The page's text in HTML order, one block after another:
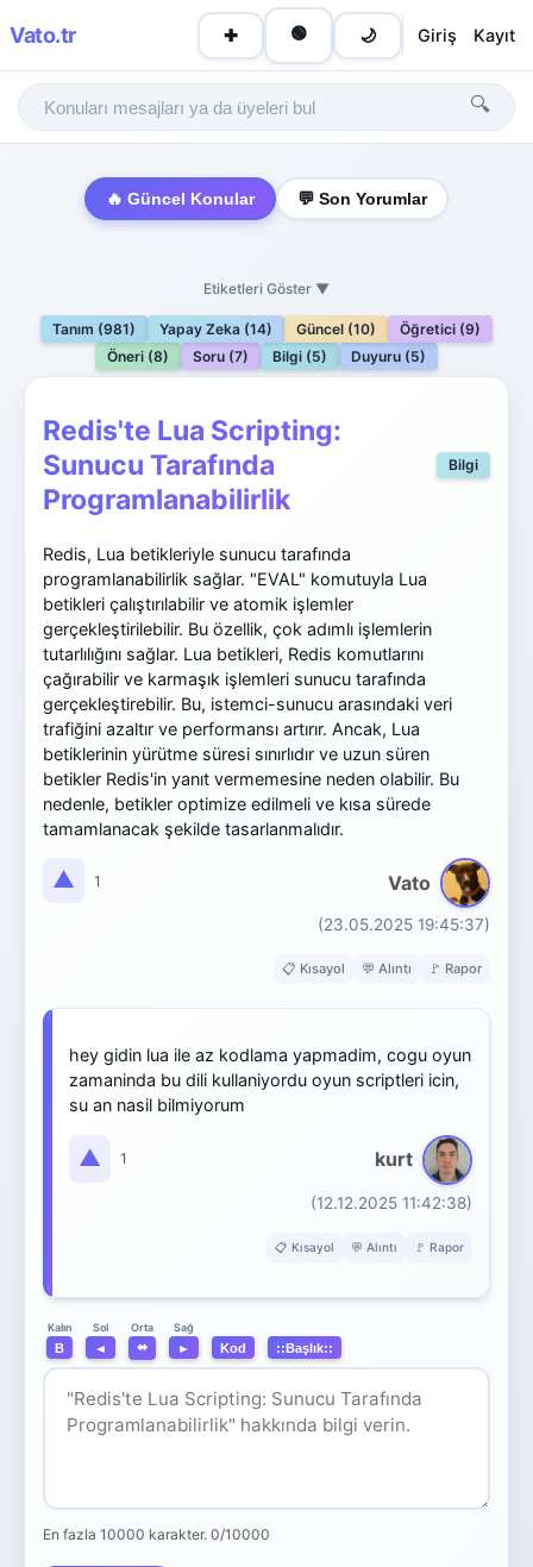
Vato.tr ✚ 🟢 🌙 Giriş Kayıt
🔍
🔥 Güncel Konular 💬 Son Yorumlar
Etiketleri Göster ▼
Tanım (981) Yapay Zeka (14) Güncel (10)
Öğretici (9)
Öneri (8)
Soru (7) Bilgi (5) Duyuru (5)
Redis'te Lua Scripting:
Sunucu Tarafında
Programlanabilirlik
Bilgi
Redis, Lua betikleriyle sunucu tarafında
programlanabilirlik sağlar. "EVAL" komutuyla Lua
betikleri çalıştırılabilir ve atomik işlemler
gerçekleştirilebilir. Bu özellik, çok adımlı işlemlerin
tutarlılığını sağlar. Lua betikleri, Redis komutlarını
çağırabilir ve karmaşık işlemleri sunucu tarafında
gerçekleştirebilir. Bu, istemci-sunucu arasındaki veri
trafiğini azaltır ve performansı artırır. Ancak, Lua
betiklerinin yürütme süresi sınırlıdır ve uzun süren
betikler Redis'in yanıt vermemesine neden olabilir. Bu
nedenle, betikler optimize edilmeli ve kısa sürede
tamamlanacak şekilde tasarlanmalıdır.
Vato
(23.05.2025 19:45:37)
▲ 1
📋 Kısayol 💬 Alıntı 🚩 Rapor
hey gidin lua ile az kodlama yapmadim, cogu oyun
zamaninda bu dili kullaniyordu oyun scriptleri icin,
su an nasil bilmiyorum
kurt
(12.12.2025 11:42:38)
▲ 1
📋 Kısayol 💬 Alıntı 🚩 Rapor
Kalın
B
Sol
◄
Orta
⬌
Sağ
► Kod ::Başlık::
En fazla 10000 karakter. 0/10000